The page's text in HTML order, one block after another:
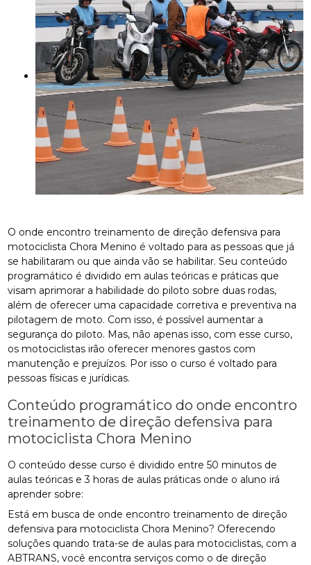
O onde encontro treinamento de direção defensiva para
motociclista Chora Menino é voltado para as pessoas que já
se habilitaram ou que ainda vão se habilitar. Seu conteúdo
programático é dividido em aulas teóricas e práticas que
visam aprimorar a habilidade do piloto sobre duas rodas,
além de oferecer uma capacidade corretiva e preventiva na
pilotagem de moto. Com isso, é possível aumentar a
segurança do piloto. Mas, não apenas isso, com esse curso,
os motociclistas irão oferecer menores gastos com
manutenção e prejuízos. Por isso o curso é voltado para
pessoas físicas e jurídicas.
Conteúdo programático do onde encontro
treinamento de direção defensiva para
motociclista Chora Menino
O conteúdo desse curso é dividido entre 50 minutos de
aulas teóricas e 3 horas de aulas práticas onde o aluno irá
aprender sobre:
Está em busca de onde encontro treinamento de direção
defensiva para motociclista Chora Menino? Oferecendo
soluções quando trata-se de aulas para motociclistas, com a
ABTRANS, você encontra serviços como o de direção